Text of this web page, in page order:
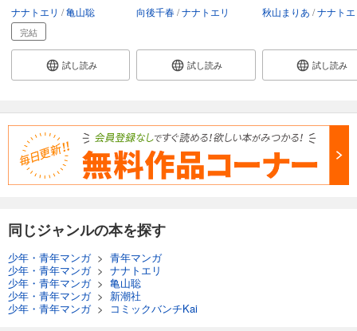
ナナトエリ 亀山聡
完結
試し読み
向後千春 ナナトエリ
試し読み
秋山まりあ ナナト
試し読み
同じジャンルの本を探す
少年・青年マンガ> 青年マンガ
少年・青年マンガ> ナナトエリ
少年・青年マンガ> 亀山聡
少年・青年マンガ> 新潮社
少年・青年マンガ> コミックバンチKai